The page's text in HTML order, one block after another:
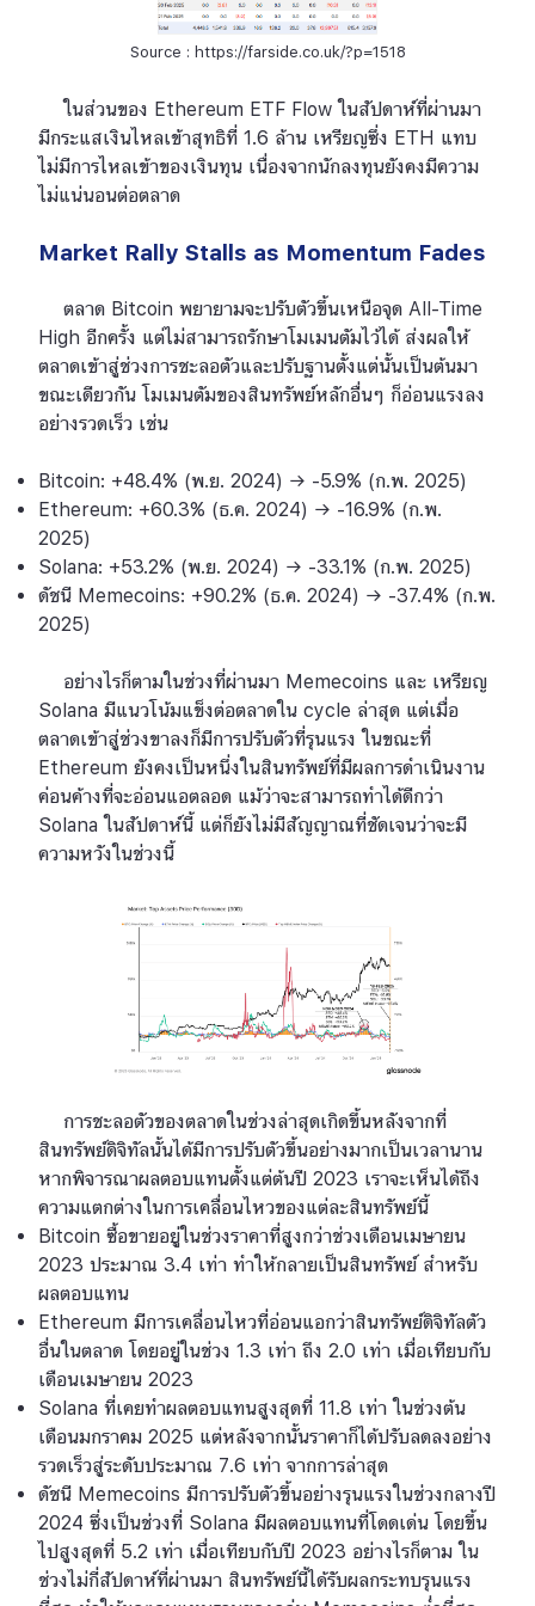
Source : https://farside.co.uk/?p=1518
ในส่วนของ Ethereum ETF Flow ในสัปดาห์ที่ผ่านมา
มีกระแสเงินไหลเข้าสุทธิที่ 1.6 ล้าน เหรียญซึ่ง ETH แทบ
ไม่มีการไหลเข้าของเงินทุน เนื่องจากนักลงทุนยังคงมีความ
ไม่แน่นอนต่อตลาด
Market Rally Stalls as Momentum Fades
ตลาด Bitcoin พยายามจะปรับตัวขึ้นเหนือจุด All-Time
High อีกครั้ง แต่ไม่สามารถรักษาโมเมนตัมไว้ได้ ส่งผลให้
ตลาดเข้าสู่ช่วงการชะลอตัวและปรับฐานตั้งแต่นั้นเป็นต้นมา
ขณะเดียวกัน โมเมนตัมของสินทรัพย์หลักอื่นๆ ก็อ่อนแรงลง
อย่างรวดเร็ว เช่น
Bitcoin: +48.4% (พ.ย. 2024) → -5.9% (ก.พ. 2025)
Ethereum: +60.3% (ธ.ค. 2024) → -16.9% (ก.พ.
2025)
Solana: +53.2% (พ.ย. 2024) → -33.1% (ก.พ. 2025)
ดัชนี Memecoins: +90.2% (ธ.ค. 2024) → -37.4% (ก.พ.
2025)
อย่างไรก็ตามในช่วงที่ผ่านมา Memecoins และ เหรียญ
Solana มีแนวโน้มแข็งต่อตลาดใน cycle ล่าสุด แต่เมื่อ
ตลาดเข้าสู่ช่วงขาลงก็มีการปรับตัวที่รุนแรง ในขณะที่
Ethereum ยังคงเป็นหนึ่งในสินทรัพย์ที่มีผลการดำเนินงาน
ค่อนค้างที่จะอ่อนแอตลอด แม้ว่าจะสามารถทำได้ดีกว่า
Solana ในสัปดาห์นี้ แต่ก็ยังไม่มีสัญญาณที่ชัดเจนว่าจะมี
ความหวังในช่วงนี้
การชะลอตัวของตลาดในช่วงล่าสุดเกิดขึ้นหลังจากที่
สินทรัพย์ดิจิทัลนั้นได้มีการปรับตัวขึ้นอย่างมากเป็นเวลานาน
หากพิจารณาผลตอบแทนตั้งแต่ต้นปี 2023 เราจะเห็นได้ถึง
ความแตกต่างในการเคลื่อนไหวของแต่ละสินทรัพย์นี้
Bitcoin ซื้อขายอยู่ในช่วงราคาที่สูงกว่าช่วงเดือนเมษายน
2023 ประมาณ 3.4 เท่า ทำให้กลายเป็นสินทรัพย์ สำหรับ
ผลตอบแทน
Ethereum มีการเคลื่อนไหวที่อ่อนแอกว่าสินทรัพย์ดิจิทัลตัว
อื่นในตลาด โดยอยู่ในช่วง 1.3 เท่า ถึง 2.0 เท่า เมื่อเทียบกับ
เดือนเมษายน 2023
Solana ที่เคยทำผลตอบแทนสูงสุดที่ 11.8 เท่า ในช่วงต้น
เดือนมกราคม 2025 แต่หลังจากนั้นราคาก็ได้ปรับลดลงอย่าง
รวดเร็วสู่ระดับประมาณ 7.6 เท่า จากการล่าสุด
ดัชนี Memecoins มีการปรับตัวขึ้นอย่างรุนแรงในช่วงกลางปี
2024 ซึ่งเป็นช่วงที่ Solana มีผลตอบแทนที่โดดเด่น โดยขึ้น
ไปสูงสุดที่ 5.2 เท่า เมื่อเทียบกับปี 2023 อย่างไรก็ตาม ใน
ช่วงไม่กี่สัปดาห์ที่ผ่านมา สินทรัพย์นี้ได้รับผลกระทบรุนแรง